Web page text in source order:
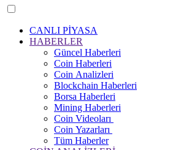
CANLI PİYASA
HABERLER
Güncel Haberleri
Coin Haberleri
Coin Analizleri
Blockchain Haberleri
Borsa Haberleri
Mining Haberleri
Coin Videoları
Coin Yazarları
Tüm Haberler